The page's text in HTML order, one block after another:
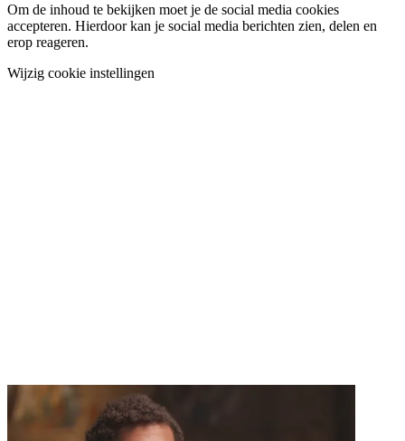
Om de inhoud te bekijken moet je de social media cookies
accepteren. Hierdoor kan je social media berichten zien, delen en
erop reageren.
Wijzig cookie instellingen